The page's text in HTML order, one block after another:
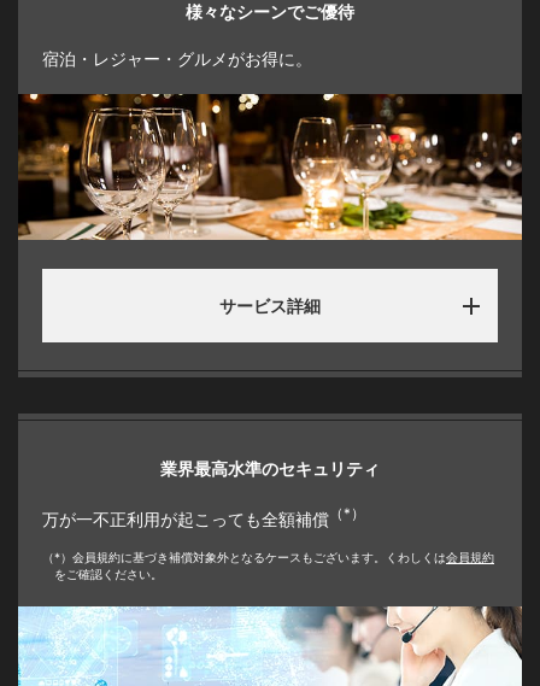
様々なシーンでご優待
宿泊・レジャー・グルメがお得に。
サービス詳細
業界最高水準のセキュリティ
万が一不正利用が起こっても全額補償 （*）
（*）会員規約に基づき補償対象外となるケースもございます。くわしくは会員規約
をご確認ください。